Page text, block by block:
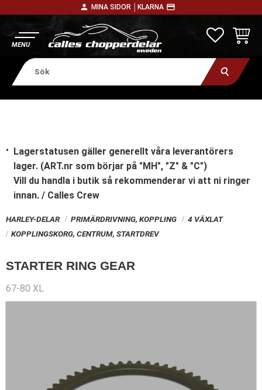
person MINA SIDOR │ KLARNA payment
Lagerstatusen gäller generellt våra leverantörers
lager. (ART.nr som börjar på "MH", "Z" & "C")
Vill du handla i butik så rekommenderar vi att ni ringer
innan. / Calles Crew
HARLEY-DELAR PRIMÄRDRIVNING, KOPPLING
4 VÄXLAT
KOPPLINGSKORG, CENTRUM, STARTDREV
STARTER RING GEAR
67-80 XL